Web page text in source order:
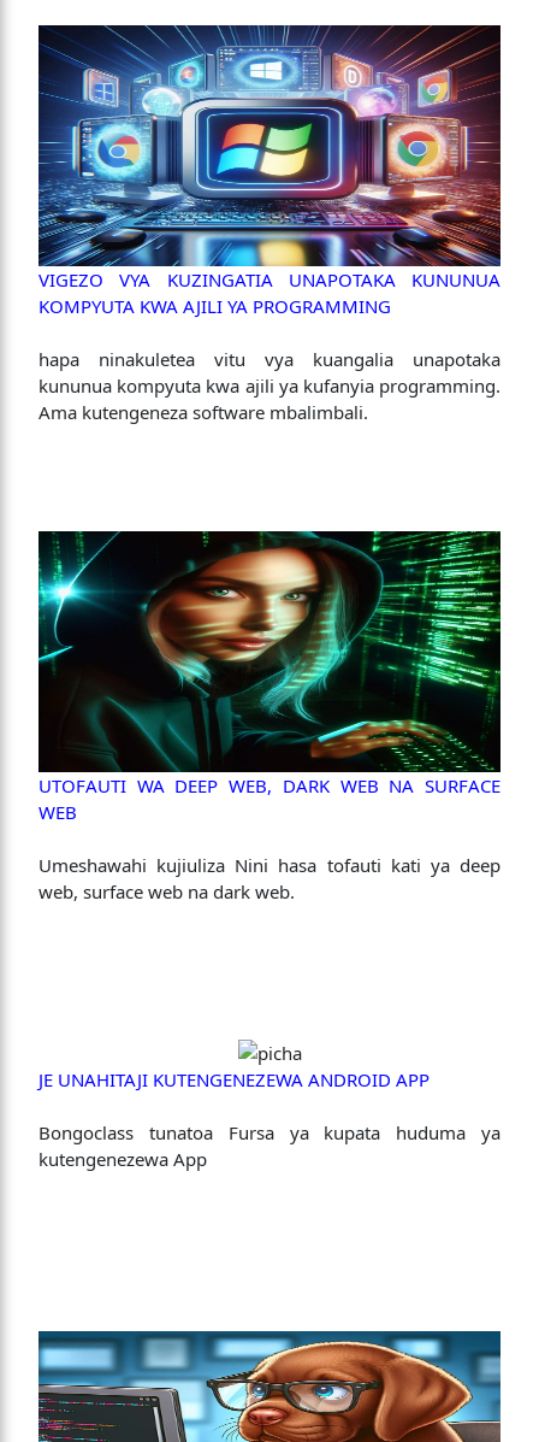
VIGEZO VYA KUZINGATIA UNAPOTAKA KUNUNUA
KOMPYUTA KWA AJILI YA PROGRAMMING
hapa ninakuletea vitu vya kuangalia unapotaka
kununua kompyuta kwa ajili ya kufanyia programming.
Ama kutengeneza software mbalimbali.
UTOFAUTI WA DEEP WEB, DARK WEB NA SURFACE
WEB
Umeshawahi kujiuliza Nini hasa tofauti kati ya deep
web, surface web na dark web.
JE UNAHITAJI KUTENGENEZEWA ANDROID APP
Bongoclass tunatoa Fursa ya kupata huduma ya
kutengenezewa App